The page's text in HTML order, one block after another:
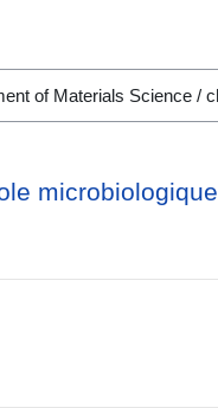
microbiologique